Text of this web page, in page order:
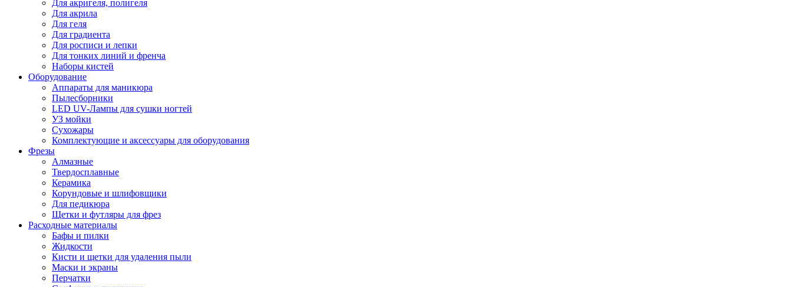
Для акригеля, полигеля
Для акрила
Для геля
Для градиента
Для росписи и лепки
Для тонких линий и френча
Наборы кистей
Оборудование
Аппараты для маникюра
Пылесборники
LED UV-Лампы для сушки ногтей
УЗ мойки
Сухожары
Комплектующие и аксессуары для оборудования
Фрезы
Алмазные
Твердосплавные
Керамика
Корундовые и шлифовщики
Для педикюра
Щетки и футляры для фрез
Расходные материалы
Бафы и пилки
Жидкости
Кисти и щетки для удаления пыли
Маски и экраны
Перчатки